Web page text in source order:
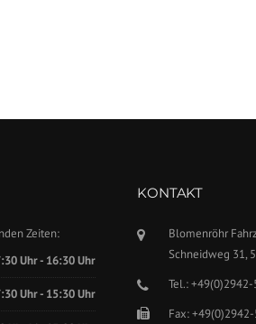
Zeiten:
Uhr - 16:30 Uhr
Uhr - 15:30 Uhr
KONTAKT
Blomenröhr
Schneidweg 31,
Tel.:
Fax: